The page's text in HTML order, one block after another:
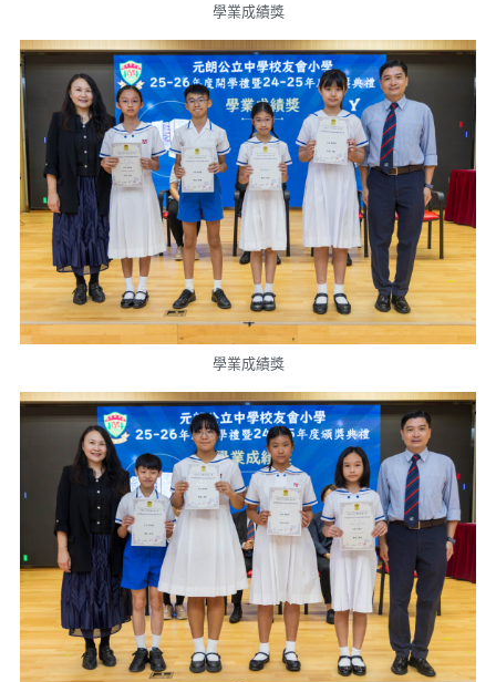
學業成績獎
學業成績獎